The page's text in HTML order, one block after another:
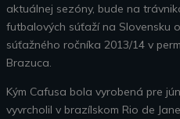
aktuálnej sezóny, bude na
futbalových súťaží na Slovensku
súťažného ročníka 2013/14 v
Brazuca.
Kým Cafusa bola vyrobená pre
vyvrcholil v brazílskom Rio de